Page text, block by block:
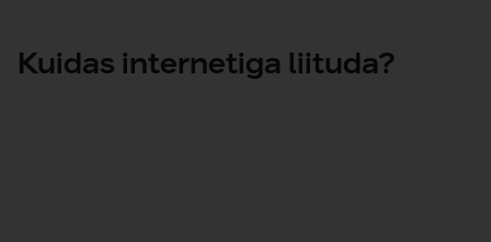
Kuidas internetiga liituda?